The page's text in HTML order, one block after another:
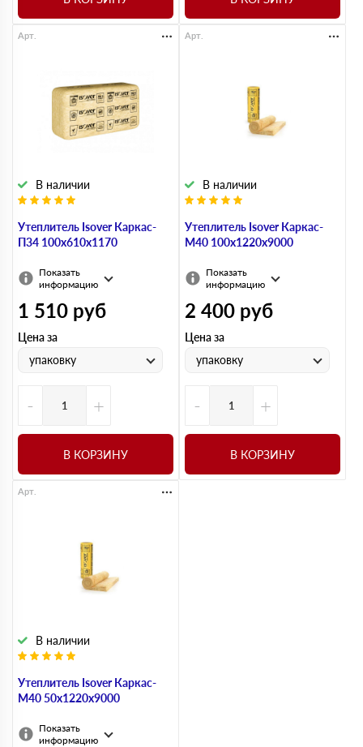
Утеплитель Isover Каркас-
П34 100х610х1170
В наличии
Арт.
Показать
информацию
1 510 руб
Цена за
упаковку
- +
В КОРЗИНУ
Утеплитель Isover Каркас-
М40 100х1220х9000
В наличии
Арт.
Показать
информацию
2 400 руб
Цена за
упаковку
- +
В КОРЗИНУ
Утеплитель Isover Каркас-
М40 50х1220х9000
В наличии
Арт.
Показать
информацию